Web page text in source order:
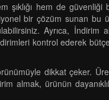
şıklığı hem de güvenliği
bir çözüm sunan bu
Ayrıca, İndirim
kontrol ederek
dikkat çeker.
ürünün